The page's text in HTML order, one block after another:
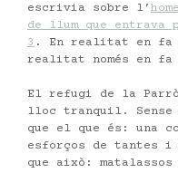
escrivia sobre l’
de llum que
3 . En realitat en fa
realitat només en fa
El refugi de la
lloc tranquil. Sense
que el que és: una
esforços de tantes i
que això: